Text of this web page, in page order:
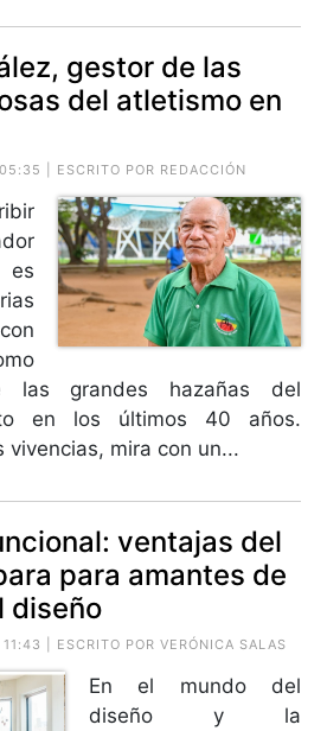
gestor de las
del atletismo en
| ESCRITO POR REDACCIÓN
es
las grandes hazañas del
en los últimos 40 años.
vivencias, mira con un...
ventajas del
para amantes de
diseño
| ESCRITO POR VERÓNICA SALAS
En el mundo del
diseño y la